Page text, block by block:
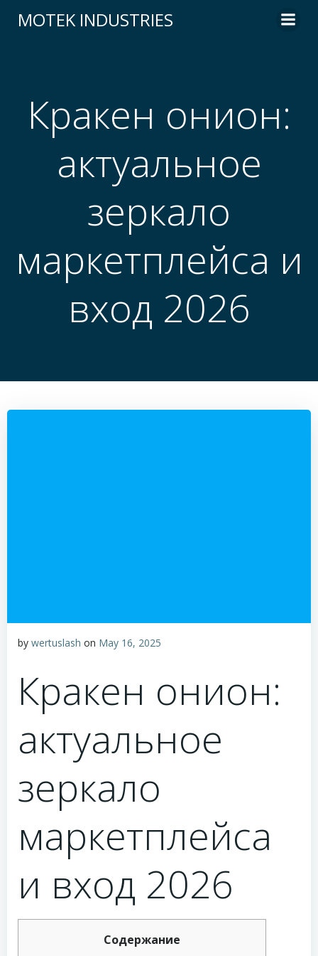
to
MOTEK INDUSTRIES
Кракен онион:
актуальное
зеркало
маркетплейса и
вход 2026
by wertuslash on May 16, 2025
Кракен онион:
актуальное
зеркало
маркетплейса
и вход 2026
Содержание